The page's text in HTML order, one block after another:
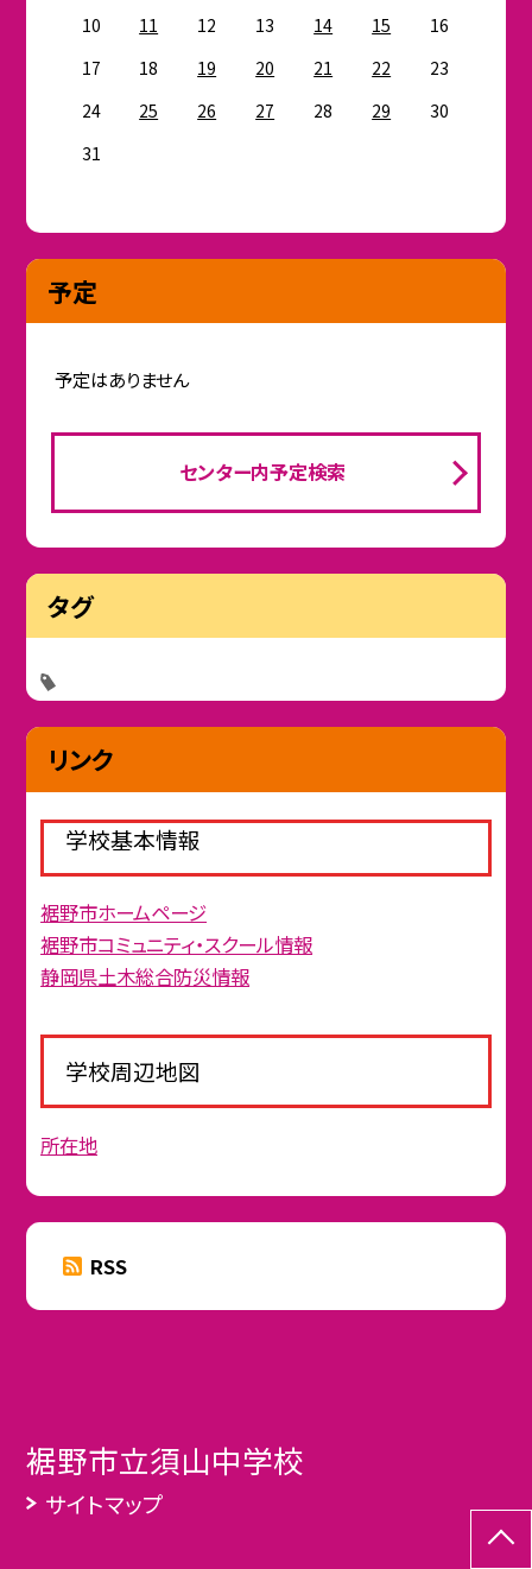
10
11 12 13 14 15
16
17
18 19 20 21 22
23
24
25 26 27 28 29
30
31
予定
予定はありません
センター内予定検索
タグ
リンク
学校基本情報
裾野市ホームページ
裾野市コミュニティ・スクール情報
静岡県土木総合防災情報
学校周辺地図
所在地
RSS
裾野市立須山中学校
サイトマップ